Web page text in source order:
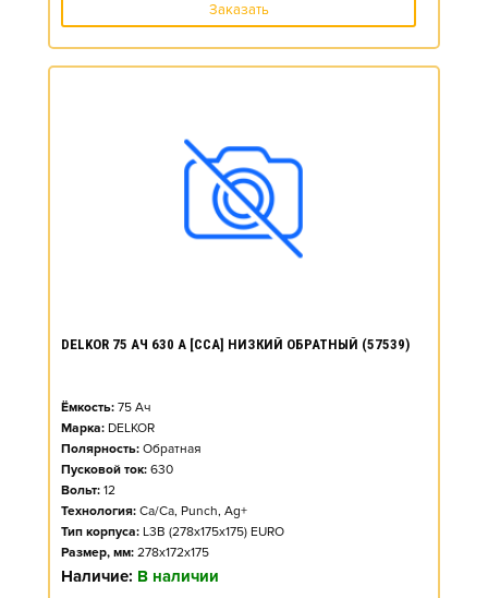
Заказать
DELKOR 75 АЧ 630 А [CCA] НИЗКИЙ ОБРАТНЫЙ (57539)
Ёмкость: 75 Ач
Марка: DELKOR
Полярность: Обратная
Пусковой ток: 630
Вольт: 12
Технология: Ca/Ca, Punch, Ag+
Тип корпуса: L3B (278x175x175) EURO
Размер, мм: 278x172x175
Наличие: В наличии